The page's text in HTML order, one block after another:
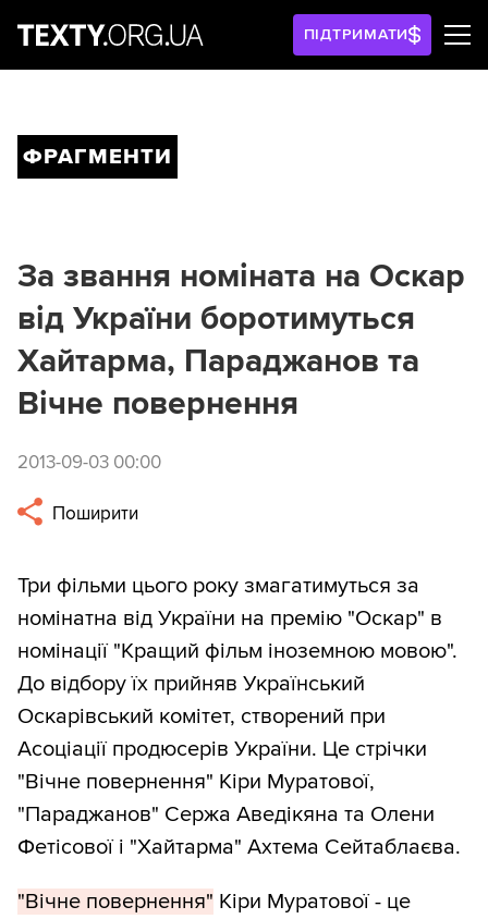
ПІДТРИМАТИ
ФРАГМЕНТИ
За звання номіната на Оскар
від України боротимуться
Хайтарма, Параджанов та
Вічне повернення
2013-09-03 00:00
Поширити
Три фільми цього року змагатимуться за
номінатна від України на премію "Оскар" в
номінації "Кращий фільм іноземною мовою".
До відбору їх прийняв Український
Оскарівський комітет, створений при
Асоціації продюсерів України. Це стрічки
"Вічне повернення" Кіри Муратової,
"Параджанов" Сержа Аведікяна та Олени
Фетісової і "Хайтарма" Ахтема Сейтаблаєва.
"Вічне повернення" Кіри Муратової - це